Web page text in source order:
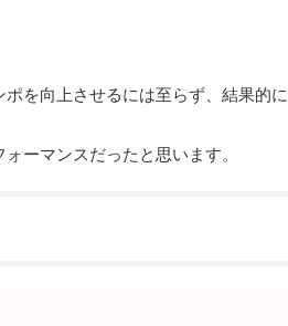
を向上させるには至らず、結果的に
ーマンスだったと思います。